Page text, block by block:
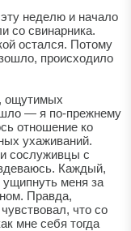
неделю и начало
со свинарника.
остался. Потому
происходило
ощутимых
— я по-прежнему
отношение ко
ухаживаний.
сослуживцы с
Каждый,
меня за
Правда,
что со
мне себя тогда